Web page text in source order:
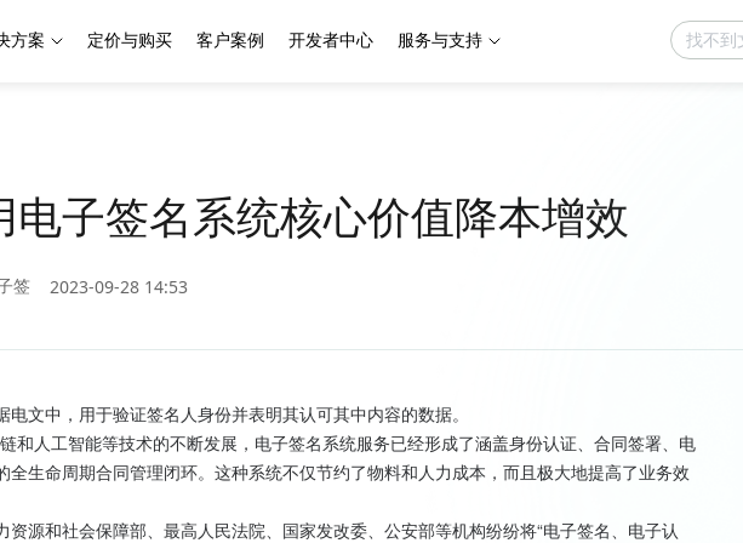
方案 定价与购买 客户案例 开发者中心 服务与支持
电子签名系统核心价值降本增效
签 2023-09-28 14:53
文中，用于验证签名人身份并表明其认可其中内容的数据。
和人工智能等技术的不断发展，电子签名系统服务已经形成了涵盖身份认证、合同签署、电
全生命周期合同管理闭环。这种系统不仅节约了物料和人力成本，而且极大地提高了业务效
源和社会保障部、最高人民法院、国家发改委、公安部等机构纷纷将“电子签名、电子认